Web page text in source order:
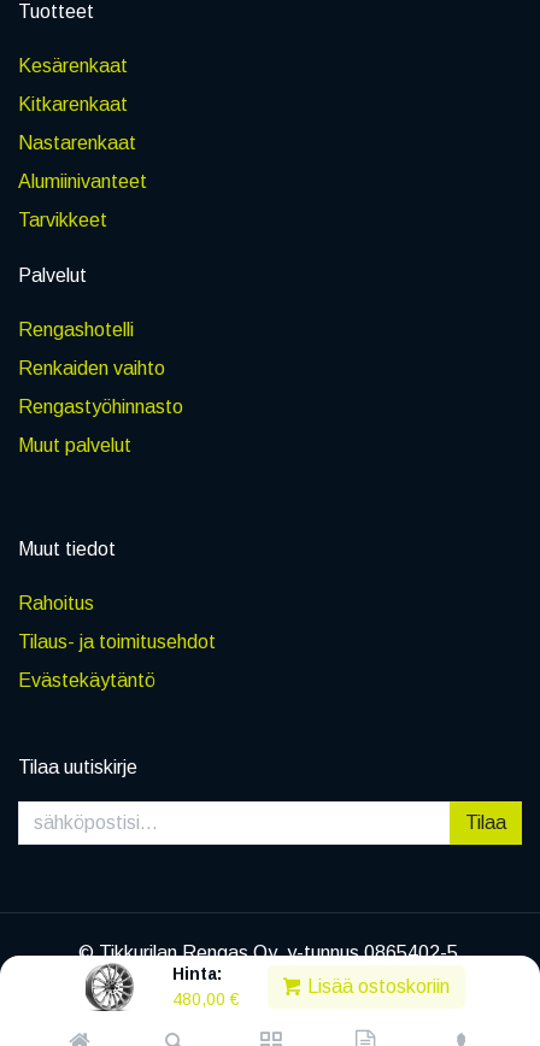
Hinta:
480,00 €
Lisää ostoskoriin
Tuotteet
Kesärenkaat
Kitkarenkaat
Nastarenkaat
Alumiinivanteet
Tarvikkeet
Palvelut
Rengashotelli
Renkaiden vaihto
Rengastyöhinnasto
Muut palvelut
Muut tiedot
Rahoitus
Tilaus- ja toimitusehdot
Evästekäytäntö
Tilaa uutiskirje
Tilaa
© Tikkurilan Rengas Oy, y-tunnus 0865402-5
|Tietosuojaseloste
Powered byLegenda EC